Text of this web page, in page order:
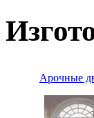
Арочные